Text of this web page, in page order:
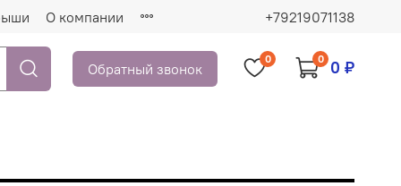
О компании +79219071138
Обратный звонок
0 0 0 ₽